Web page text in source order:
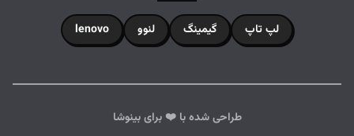
لپ تاپ گیمینگ لنوو lenovo
طراحی شده با ❤️ برای بینوشا